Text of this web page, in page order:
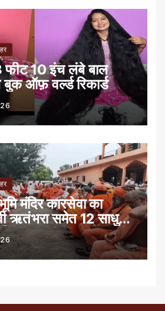
फीट 10 इंच लंबे बाल
ऑफ़ वर्ल्ड रिकार्ड
मंदिर कारसेवा का
ऋतंभरा समेत 12 साधु-